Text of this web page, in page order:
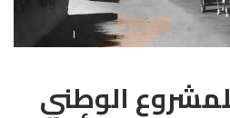
الوطني